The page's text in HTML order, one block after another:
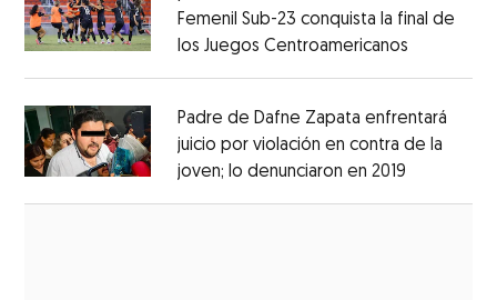
Femenil Sub-23 conquista la final de
los Juegos Centroamericanos
Padre de Dafne Zapata enfrentará
juicio por violación en contra de la
joven; lo denunciaron en 2019